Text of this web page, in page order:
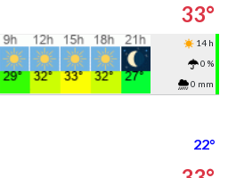
33°
14 h
0 %
0 mm
22°